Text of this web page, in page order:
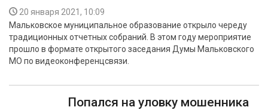
БЕЗОПАСНОСТЬ
СПОРТ
АРХИВ PDF
20 января 2021, 10:09
Мальковское муниципальное образование открыло череду
традиционных отчетных собраний. В этом году мероприятие
прошло в формате открытого заседания Думы Мальковского
МО по видеоконференцсвязи.
Попался на уловку мошенника